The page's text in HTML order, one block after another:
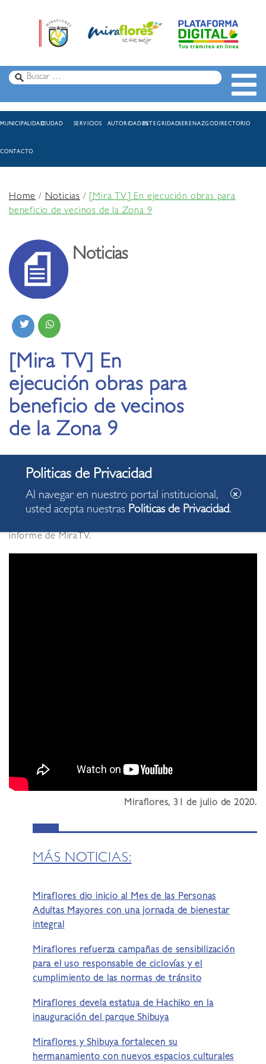
MUNICIPALIDADCIUDAD SERVICIOS AUTORIDADESINTEGRIDADSERENAZGODIRECTORIO
CONTACTO
Home/Noticias /
[Mira TV] En ejecución obras para
beneficio de vecinos de la Zona 9
Noticias
[Mira TV] En
ejecución obras para
beneficio de vecinos
de la Zona 9
31.07.2020
Las obras de mejoramiento de pistas y veredas en la zona
9 de nuestro distrito, están en plena ejecución. Al
informe de MiraTV.
Miraflores, 31 de julio de 2020.
MÁS NOTICIAS:
Miraflores dio inicio al Mes de las Personas
Adultas Mayores con una jornada de bienestar
integral
Miraflores refuerza campañas de sensibilización
para el uso responsable de ciclovías y el
cumplimiento de las normas de tránsito
Miraflores devela estatua de Hachiko en la
inauguración del parque Shibuya
Miraflores y Shibuya fortalecen su
hermanamiento con nuevos espacios culturales
Al navegar en nuestro portal institucional,
usted acepta nuestras Politicas de Privacidad.